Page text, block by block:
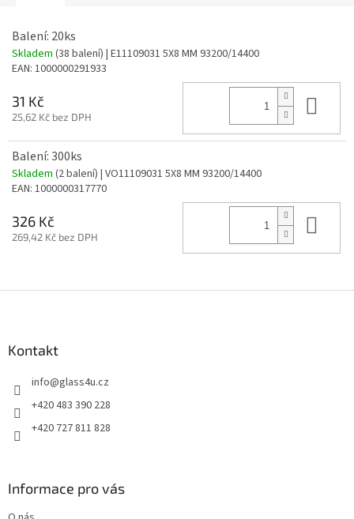
Balení: 20ks
Skladem (38 balení) | E11109031 5X8 MM 93200/14400
EAN: 1000000291933
31 Kč
25,62 Kč bez DPH
Balení: 300ks
Skladem (2 balení) | VO11109031 5X8 MM 93200/14400
EAN: 1000000317770
326 Kč
269,42 Kč bez DPH
Kontakt
info@glass4u.cz
+420 483 390 228
+420 727 811 828
Informace pro vás